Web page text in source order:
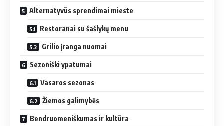
Alternatyvūs sprendimai mieste
Restoranai su šašlykų menu
Grilio įranga nuomai
Sezoniški ypatumai
Vasaros sezonas
Žiemos galimybės
Bendruomeniškumas ir kultūra